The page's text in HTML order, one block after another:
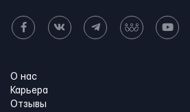
О нас
Карьера
Отзывы